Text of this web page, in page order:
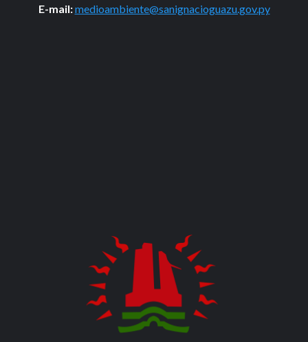
E-mail:medioambiente@sanignacioguazu.gov.py